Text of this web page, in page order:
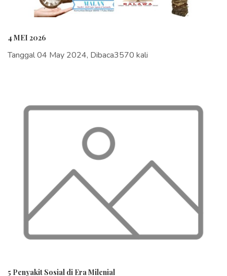
4 MEI 2026
Tanggal 04 May 2024, Dibaca3570 kali
5 Penyakit Sosial di Era Milenial